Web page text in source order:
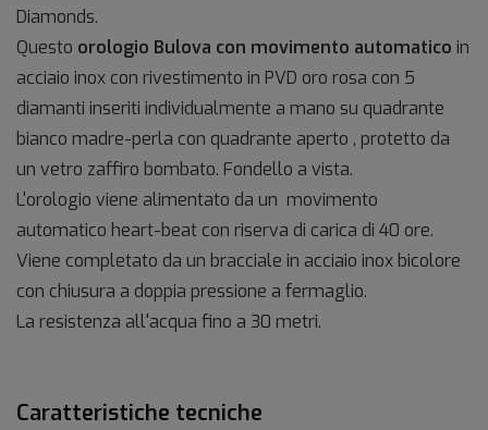
Diamonds.
Questo orologio Bulova con movimento automatico in
acciaio inox con rivestimento in PVD oro rosa con 5
diamanti inseriti individualmente a mano su quadrante
bianco madre-perla con quadrante aperto , protetto da
un vetro zaffiro bombato. Fondello a vista.
L'orologio viene alimentato da un movimento
automatico heart-beat con riserva di carica di 40 ore.
Viene completato da un bracciale in acciaio inox bicolore
con chiusura a doppia pressione a fermaglio.
La resistenza all'acqua fino a 30 metri.
Caratteristiche tecniche